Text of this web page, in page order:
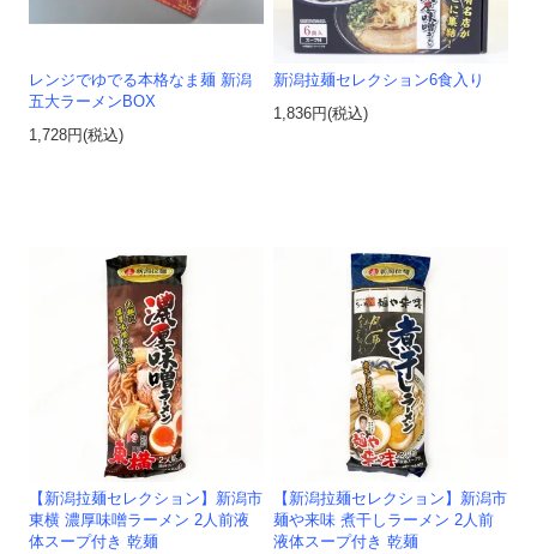
レンジでゆでる本格なま麺 新潟
五大ラーメンBOX
1,728円(税込)
新潟拉麺セレクション6食入り
1,836円(税込)
【新潟拉麺セレクション】新潟市
東横 濃厚味噌ラーメン 2人前液
体スープ付き 乾麺
【新潟拉麺セレクション】新潟市
麺や来味 煮干しラーメン 2人前
液体スープ付き 乾麺